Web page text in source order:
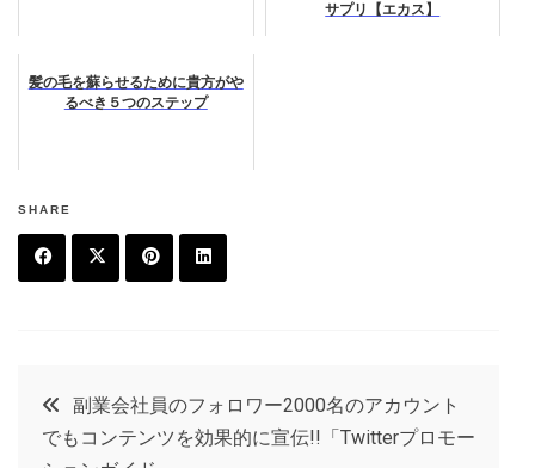
サプリ【エカス】
髪の毛を蘇らせるために貴方がや
るべき５つのステップ
SHARE
t
e
r
e
投
副業会社員のフォロワー2000名のアカウント
でもコンテンツを効果的に宣伝!!「Twitterプロモー